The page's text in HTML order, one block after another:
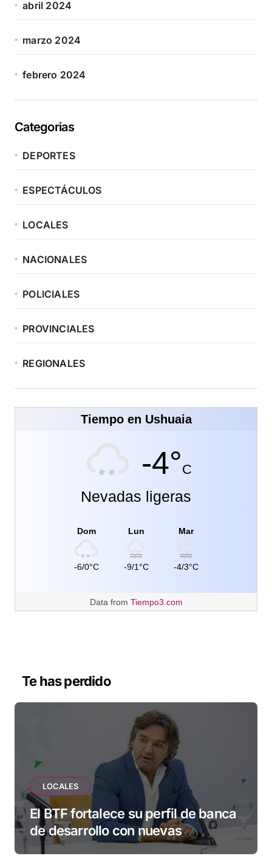
abril 2024
marzo 2024
febrero 2024
Categorias
DEPORTES
ESPECTÁCULOS
LOCALES
NACIONALES
POLICIALES
PROVINCIALES
REGIONALES
Tiempo en Ushuaia
-4°C
Nevadas ligeras
Dom
-6/0°C
Lun
-9/1°C
Mar
-4/3°C
Data from Tiempo3.com
Te has perdido
LOCALES
El BTF fortalece su perfil de banca
de desarrollo con nuevas
herramientas para familias y